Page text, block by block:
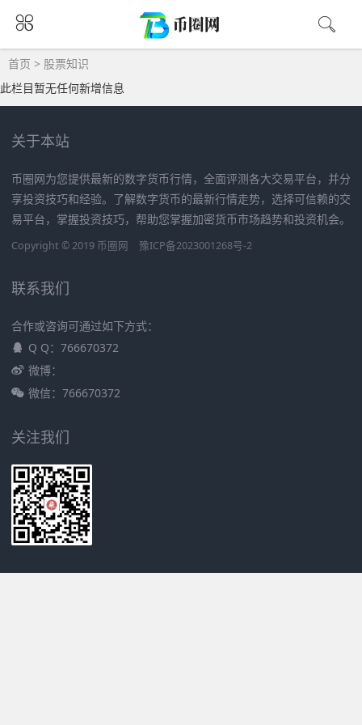
首页 > 股票知识
此栏目暂无任何新增信息
关于本站
币圈网为您提供最新的数字货币行情，全面评测各大交易平台，并分
享投资技巧和经验。了解数字货币的最新行情走势，选择可信赖的交
易平台，掌握投资技巧，帮助您掌握加密货币市场趋势和投资机会。
Copyright © 2019 币圈网 豫ICP备2023001268号-2
联系我们
合作或咨询可通过如下方式：
Q Q：766670372
微博：
微信：766670372
关注我们